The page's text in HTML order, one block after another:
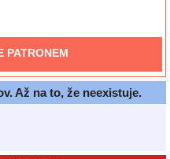
PATRONEM
Až na to, že neexistuje.